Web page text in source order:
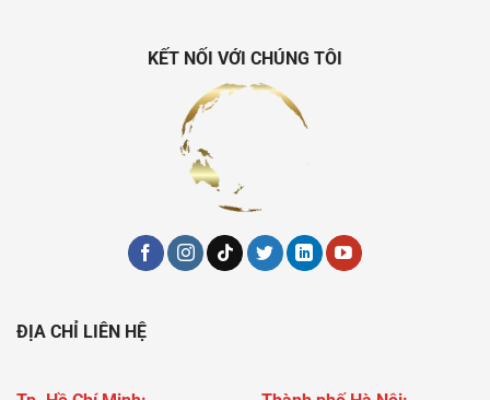
KẾT NỐI VỚI CHÚNG TÔI
ĐỊA CHỈ LIÊN HỆ